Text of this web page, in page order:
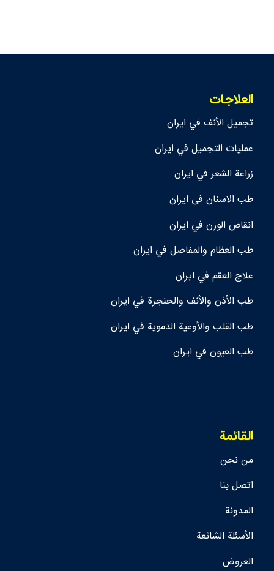
العلاجات
تجمیل الأنف في ايران
عمليات التجميل في ايران
زراعة الشعر في ايران
طب الاسنان في ايران
انقاص الوزن في ايران
طب العظام والمفاصل في ايران
علاج العقم في ايران
طب الأذن والأنف والحنجرة في ايران
طب القلب والأوعية الدموية في ايران
طب العيون في ايران
القائمة
من نحن
اتصل بنا
المدونة
الأسئلة الشائعة
العروض